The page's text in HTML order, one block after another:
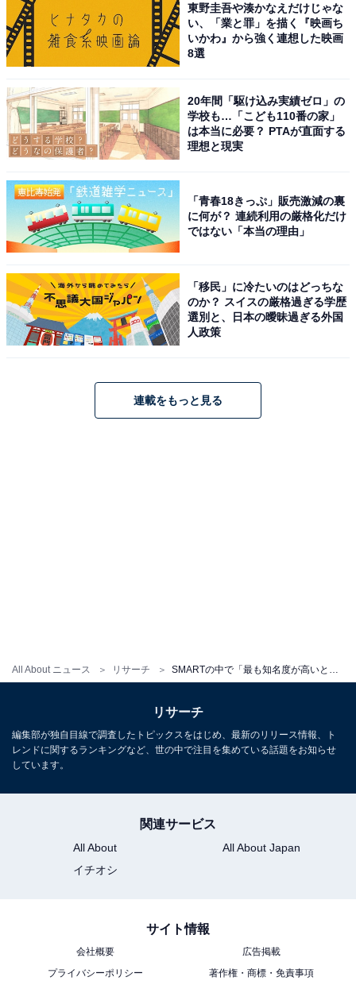
All About ニュース リサーチ SMARTの中で「最も知名度が高いと思う大学」ランキング！ 2位「明治大学」を抑えた1位は？【2025年調査】
東野圭吾や湊かなえだけじゃな
い、「業と罪」を描く『映画ち
いかわ』から強く連想した映画
8選
20年間「駆け込み実績ゼロ」の
学校も…「こども110番の家」
は本当に必要？ PTAが直面する
理想と現実
「青春18きっぷ」販売激減の裏
に何が？ 連続利用の厳格化だけ
ではない「本当の理由」
「移民」に冷たいのはどっちな
のか？ スイスの厳格過ぎる学歴
選別と、日本の曖昧過ぎる外国
人政策
連載をもっと見る
リサーチ
編集部が独自目線で調査したトピックスをはじめ、最新のリリース情報、ト
レンドに関するランキングなど、世の中で注目を集めている話題をお知らせ
しています。
関連サービス
All About
All About Japan
イチオシ
サイト情報
会社概要
広告掲載
プライバシーポリシー
著作権・商標・免責事項